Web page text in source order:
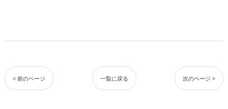
< 前のページ 一覧に戻る 次のページ >